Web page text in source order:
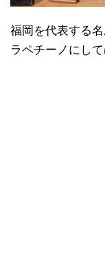
福岡を代表する
ラペチーノにし